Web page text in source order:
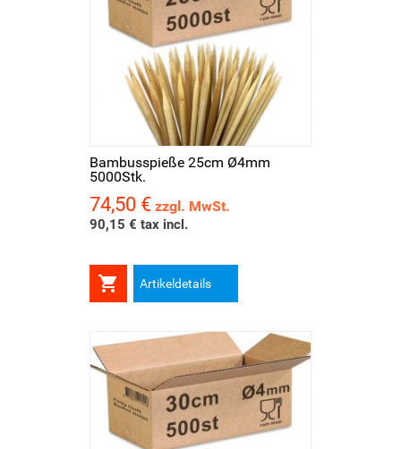
Bambusspieße 25cm Ø4mm
5000Stk.
Preis
74,50 € zzgl. MwSt.
90,15 € tax incl.
 Artikeldetails